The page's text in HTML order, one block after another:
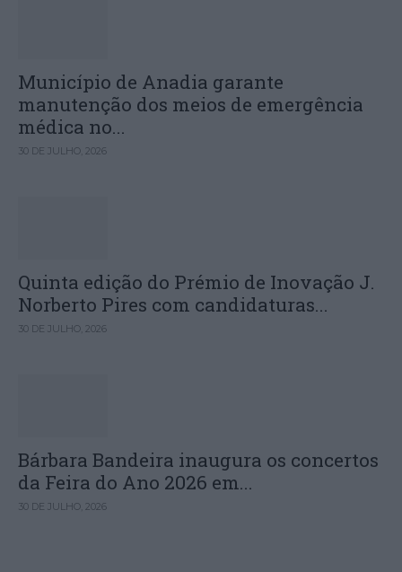
Município de Anadia garante
manutenção dos meios de emergência
médica no...
30 DE JULHO, 2026
Quinta edição do Prémio de Inovação J.
Norberto Pires com candidaturas...
30 DE JULHO, 2026
Bárbara Bandeira inaugura os concertos
da Feira do Ano 2026 em...
30 DE JULHO, 2026